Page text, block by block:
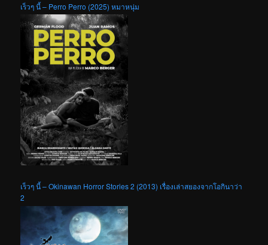
เร็วๆ นี้ – Perro Perro (2025) หมาหนุ่ม
เร็วๆ นี้ – Okinawan Horror Stories 2 (2013) เรื่องเล่าสยองจากโอกินาว่า
2